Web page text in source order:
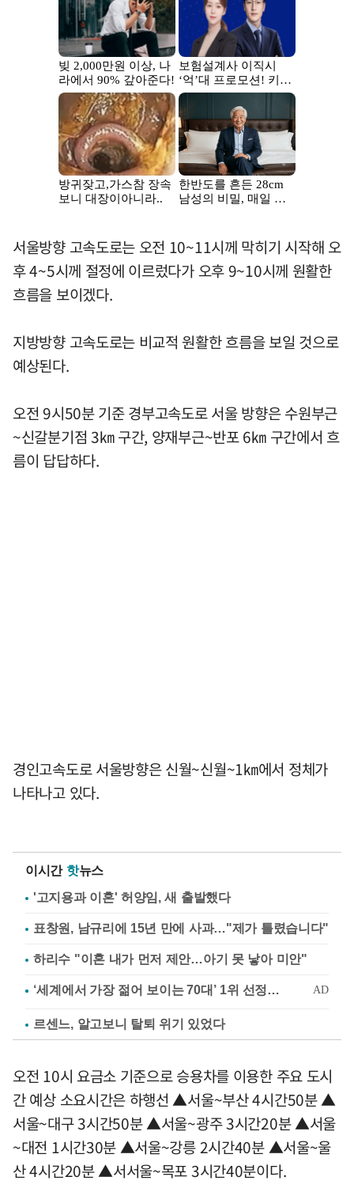
서울방향 고속도로는 오전 10~11시께 막히기 시작해 오
후 4~5시께 절정에 이르렀다가 오후 9~10시께 원활한
흐름을 보이겠다.
지방방향 고속도로는 비교적 원활한 흐름을 보일 것으로
예상된다.
오전 9시50분 기준 경부고속도로 서울 방향은 수원부근
~신갈분기점 3㎞ 구간, 양재부근~반포 6㎞ 구간에서 흐
름이 답답하다.
경인고속도로 서울방향은 신월~신월~1㎞에서 정체가
나타나고 있다.
이시간 핫뉴스
'고지용과 이혼' 허양임, 새 출발했다
표창원, 남규리에 15년 만에 사과…"제가 틀렸습니다"
하리수 "이혼 내가 먼저 제안…아기 못 낳아 미안"
르센느, 알고보니 탈퇴 위기 있었다
오전 10시 요금소 기준으로 승용차를 이용한 주요 도시
간 예상 소요시간은 하행선 ▲서울~부산 4시간50분 ▲
서울~대구 3시간50분 ▲서울~광주 3시간20분 ▲서울
~대전 1시간30분 ▲서울~강릉 2시간40분 ▲서울~울
산 4시간20분 ▲서서울~목포 3시간40분이다.